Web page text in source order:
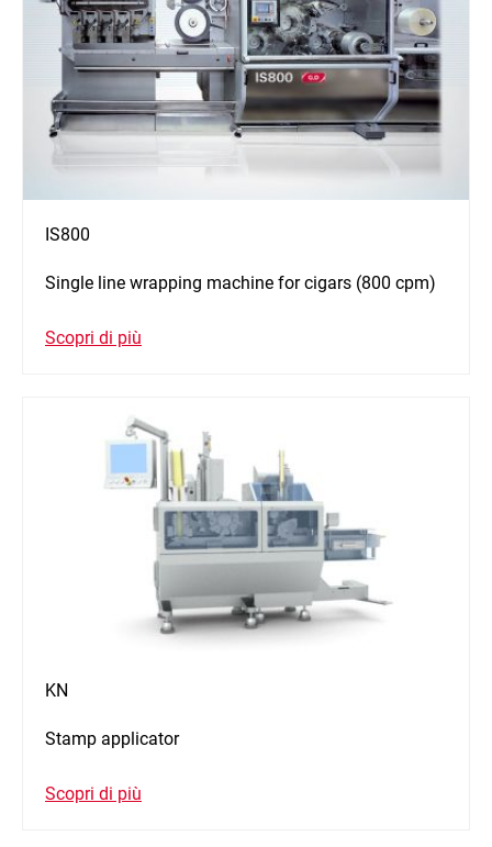
IS800
Single line wrapping machine for cigars (800 cpm)
Scopri di più
KN
Stamp applicator
Scopri di più